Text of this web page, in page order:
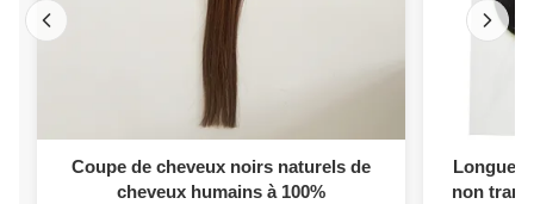
Coupe de cheveux noirs naturels de
cheveux humains à 100%
Longue
non